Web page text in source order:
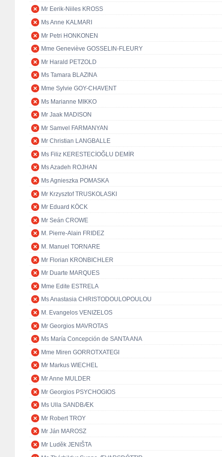
Mr Eerik-Niiles KROSS
Ms Anne KALMARI
Mr Petri HONKONEN
Mme Geneviève GOSSELIN-FLEURY
Mr Harald PETZOLD
Ms Tamara BLAZINA
Mme Sylvie GOY-CHAVENT
Ms Marianne MIKKO
Mr Jaak MADISON
Mr Samvel FARMANYAN
Mr Christian LANGBALLE
Ms Filiz KERESTECİOĞLU DEMİR
Ms Azadeh ROJHAN
Ms Agnieszka POMASKA
Mr Krzysztof TRUSKOLASKI
Mr Eduard KÖCK
Mr Seán CROWE
M. Pierre-Alain FRIDEZ
M. Manuel TORNARE
Mr Florian KRONBICHLER
Mr Duarte MARQUES
Mme Edite ESTRELA
Ms Anastasia CHRISTODOULOPOULOU
M. Evangelos VENIZELOS
Mr Georgios MAVROTAS
Ms María Concepción de SANTA ANA
Mme Miren GORROTXATEGI
Mr Markus WIECHEL
Mr Anne MULDER
Mr Georgios PSYCHOGIOS
Ms Ulla SANDBÆK
Mr Robert TROY
Mr Ján MAROSZ
Mr Luděk JENIŠTA